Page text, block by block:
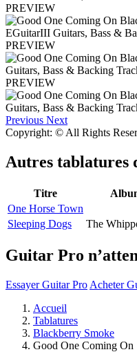
PREVIEW
PREVIEW
PREVIEW
Previous Next
Copyright: © All Rights
Autres tablatures
Titre
One Horse Town
Sleeping Dogs
The
Guitar Pro
Essayer Guitar Pro Acheter
Accueil
Tablatures
Blackberry Smoke
Good One Coming On